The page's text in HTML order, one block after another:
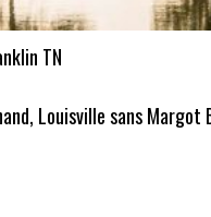
TN
Louisville sans Margot